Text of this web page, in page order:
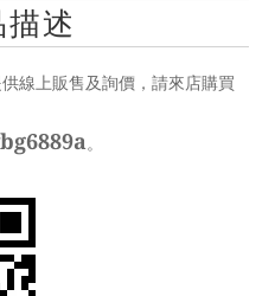
述
線上販售及詢價，請來店購買
。